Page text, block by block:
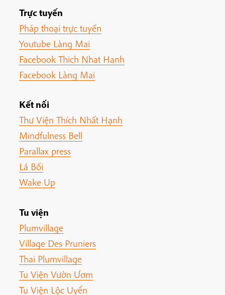
Trực tuyến
Pháp thoại trực tuyến
Youtube Làng Mai
Facebook Thich Nhat Hanh
Facebook Làng Mai
Kết nối
Thư Viện Thích Nhất Hạnh
Mindfulness Bell
Parallax press
Lá Bối
Wake Up
Tu viện
Plumvillage
Village Des Pruniers
Thai Plumvillage
Tu Viện Vườn Ươm
Tu Viện Lộc Uyển